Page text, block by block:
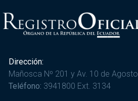
Dirección:
Mañosca Nº 201 y Av. 10 de Agosto
Teléfono: 3941800 Ext. 3134